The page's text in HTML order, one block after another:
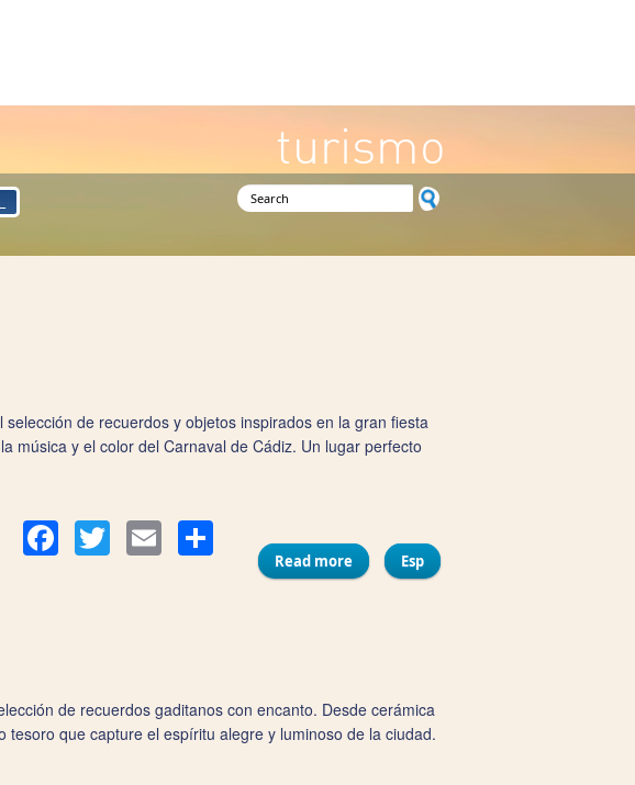
turismo
Search form
de recuerdos y objetos inspirados en la gran fiesta
música y el color del Carnaval de Cádiz. Un lugar perfecto
FacebookTwitter Email Compartir
Read more about Tienda de la Casa del Carnaval
Esp
de recuerdos gaditanos con encanto. Desde cerámica
que capture el espíritu alegre y luminoso de la ciudad.